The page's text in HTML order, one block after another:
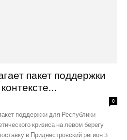
пакет поддержки
0
поддержки для Республики
кризиса на левом берегу
в Приднестровский регион 3